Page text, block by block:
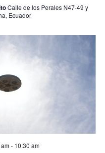
Calle de los Perales N47-49 y
Ecuador
- 10:30 am